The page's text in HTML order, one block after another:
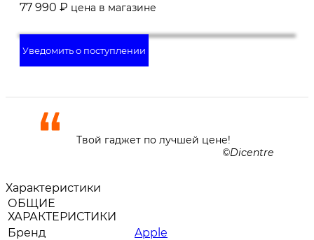
77 990 ₽ цена в магазине
Уведомить о поступлении
Твой гаджет по лучшей цене!
Dicentre
Характеристики
ОБЩИЕ
ХАРАКТЕРИСТИКИ
Бренд
Apple